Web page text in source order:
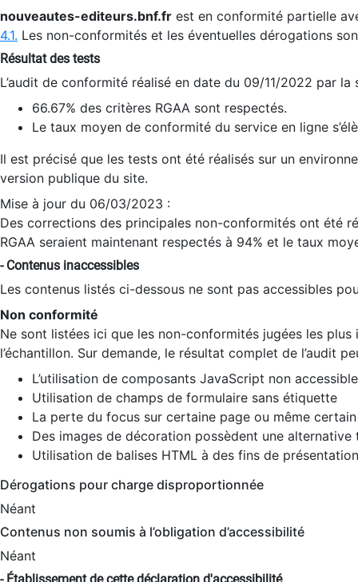
nouveautes-editeurs.bnf.fr est en conformité partielle
4.1. Les non-conformités et les éventuelles dérogations
Résultat des tests
L’audit de conformité réalisé en date du 09/11/2022 par
66.67% des critères RGAA sont respectés.
Le taux moyen de conformité du service en ligne
Il est précisé que les tests ont été réalisés sur un
version publique du site.
Mise à jour du 06/03/2023 :
Des corrections des principales non-conformités ont été
RGAA seraient maintenant respectés à 94% et le taux
- Contenus inaccessibles
Les contenus listés ci-dessous ne sont pas accessibles
Non conformité
Ne sont listées ici que les non-conformités jugées les
l’échantillon. Sur demande, le résultat complet de l’audit
L’utilisation de composants JavaScript non
Utilisation de champs de formulaire sans étiquette
La perte du focus sur certaine page ou même
Des images de décoration possèdent une alternative
Utilisation de balises HTML à des fins de
Dérogations pour charge disproportionnée
Néant
Contenus non soumis à l’obligation d’accessibilité
Néant